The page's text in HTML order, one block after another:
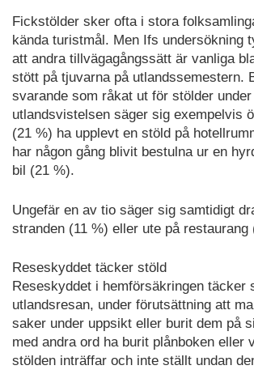
Fickstölder sker ofta i stora
kända turistmål. Men Ifs undersökning
att andra tillvägagångssätt är vanliga
stött på tjuvarna på utlandssemestern.
svarande som råkat ut för stölder under
utlandsvistelsen säger sig exempelvis
(21 %) ha upplevt en stöld på
har någon gång blivit bestulna ur en
bil (21 %).
Ungefär en av tio säger sig samtidigt
stranden (11 %) eller ute på restaurang
Reseskyddet täcker stöld
Reseskyddet i hemförsäkringen täcker
utlandsresan, under förutsättning att
saker under uppsikt eller burit dem på
med andra ord ha burit plånboken eller
stölden inträffar och inte ställt undan